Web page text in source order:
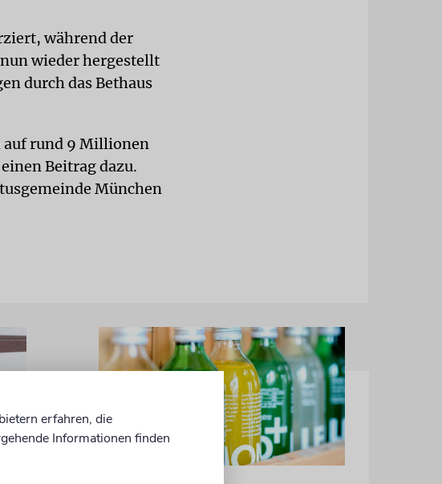
während der
wieder hergestellt
durch das Bethaus
auf rund 9 Millionen
Beitrag dazu.
München
erfahren, die
Informationen finden